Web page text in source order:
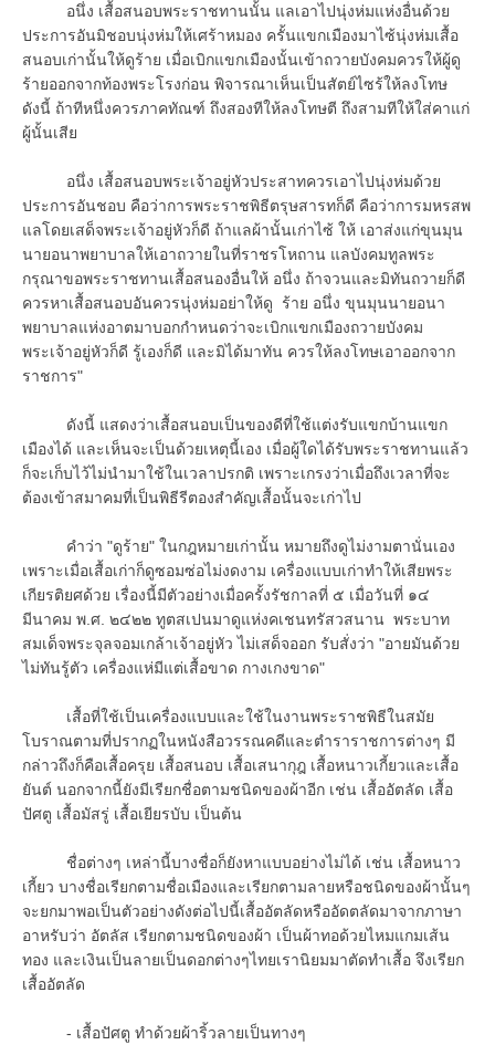
อนึ่ง เสื้อสนอบพระราชทานนั้น แลเอาไปนุ่งห่มแห่งอื่นด้วย
ประการอันมิชอบนุ่งห่มให้เศร้าหมอง ครั้นแขกเมืองมาไซ้นุ่งห่มเสื้อ
สนอบเก่านั้นให้ดูร้าย เมื่อเบิกแขกเมืองนั้นเข้าถวายบังคมควรให้ผู้ดู
ร้ายออกจากท้องพระโรงก่อน พิจารณาเห็นเป็นสัตย์ไซร้ให้ลงโทษ
ดังนี้ ถ้าทีหนึ่งควรภาคทัณฑ์ ถึงสองทีให้ลงโทษตี ถึงสามทีให้ใส่คาแก่
ผู้นั้นเสีย
อนึ่ง เสื้อสนอบพระเจ้าอยู่หัวประสาทควรเอาไปนุ่งห่มด้วย
ประการอันชอบ คือว่าการพระราชพิธีตรุษสารทก็ดี คือว่าการมหรสพ
แลโดยเสด็จพระเจ้าอยู่หัวก็ดี ถ้าแลผ้านั้นเก่าไซ้ ให้ เอาส่งแก่ขุนมุน
นายอนาพยาบาลให้เอาถวายในที่ราชรโหถาน แลบังคมทูลพระ
กรุณาขอพระราชทานเสื้อสนองอื่นให้ อนึ่ง ถ้าจวนและมิทันถวายก็ดี
ควรหาเสื้อสนอบอันควรนุ่งห่มอย่าให้ดู ร้าย อนึ่ง ขุนมุนนายอนา
พยาบาลแห่งอาตมาบอกกำหนดว่าจะเบิกแขกเมืองถวายบังคม
พระเจ้าอยู่หัวก็ดี รู้เองก็ดี และมิได้มาทัน ควรให้ลงโทษเอาออกจาก
ราชการ"
ดังนี้ แสดงว่าเสื้อสนอบเป็นของดีที่ใช้แต่งรับแขกบ้านแขก
เมืองได้ และเห็นจะเป็นด้วยเหตุนี้เอง เมื่อผู้ใดได้รับพระราชทานแล้ว
ก็จะเก็บไว้ไม่นำมาใช้ในเวลาปรกติ เพราะเกรงว่าเมื่อถึงเวลาที่จะ
ต้องเข้าสมาคมที่เป็นพิธีรีตองสำคัญเสื้อนั้นจะเก่าไป
คำว่า "ดูร้าย" ในกฎหมายเก่านั้น หมายถึงดูไม่งามตานั่นเอง
เพราะเมื่อเสื้อเก่าก็ดูซอมซ่อไม่งดงาม เครื่องแบบเก่าทำให้เสียพระ
เกียรติยศด้วย เรื่องนี้มีตัวอย่างเมื่อครั้งรัชกาลที่ ๕ เมื่อวันที่ ๑๔
มีนาคม พ.ศ. ๒๔๒๒ ทูตสเปนมาดูแห่งคเชนทรัสวสนาน พระบาท
สมเด็จพระจุลจอมเกล้าเจ้าอยู่หัว ไม่เสด็จออก รับสั่งว่า "อายมันด้วย
ไม่ทันรู้ตัว เครื่องแห่มีแต่เสื้อขาด กางเกงขาด"
เสื้อที่ใช้เป็นเครื่องแบบและใช้ในงานพระราชพิธีในสมัย
โบราณตามที่ปรากฏในหนังสือวรรณคดีและตำราราชการต่างๆ มี
กล่าวถึงก็คือเสื้อครุย เสื้อสนอบ เสื้อเสนากุฎ เสื้อหนาวเกี้ยวและเสื้อ
ยันต์ นอกจากนี้ยังมีเรียกชื่อตามชนิดของผ้าอีก เช่น เสื้ออัตลัด เสื้อ
ปัศตู เสื้อมัสรู่ เสื้อเยียรบับ เป็นต้น
ชื่อต่างๆ เหล่านี้บางชื่อก็ยังหาแบบอย่างไม่ได้ เช่น เสื้อหนาว
เกี้ยว บางชื่อเรียกตามชื่อเมืองและเรียกตามลายหรือชนิดของผ้านั้นๆ
จะยกมาพอเป็นตัวอย่างดังต่อไปนี้เสื้ออัตลัดหรืออัดตลัดมาจากภาษา
อาหรับว่า อัตลัส เรียกตามชนิดของผ้า เป็นผ้าทอด้วยไหมแกมเส้น
ทอง และเงินเป็นลายเป็นดอกต่างๆไทยเรานิยมมาตัดทำเสื้อ จึงเรียก
เสื้ออัตลัด
- เสื้อปัศตู ทำด้วยผ้าริ้วลายเป็นทางๆ